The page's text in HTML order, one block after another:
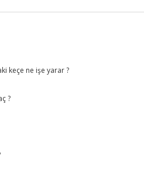
keçe ne işe yarar ?
?